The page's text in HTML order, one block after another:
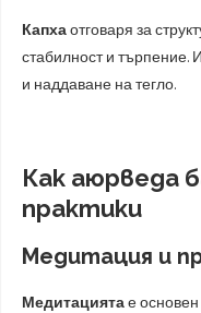
Капхаотговаря за
стабилност и търпение.
и наддаване на тегло.
Как аюрведа
практики
Медитация и
Медитациятае